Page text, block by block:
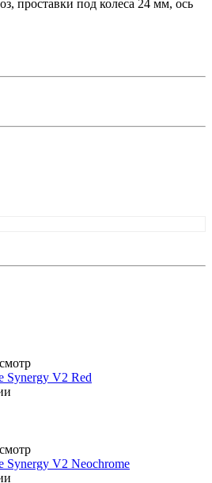
проставки под колеса 24 мм, ось
Synergy V2 Red
Synergy V2 Neochrome